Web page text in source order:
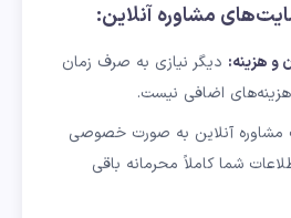
مشاوره آنلاین:
و هزینه: دیگر نیازی به صرف زمان
اضافی نیست.
آنلاین به صورت خصوصی
شما کاملاً محرمانه باقی